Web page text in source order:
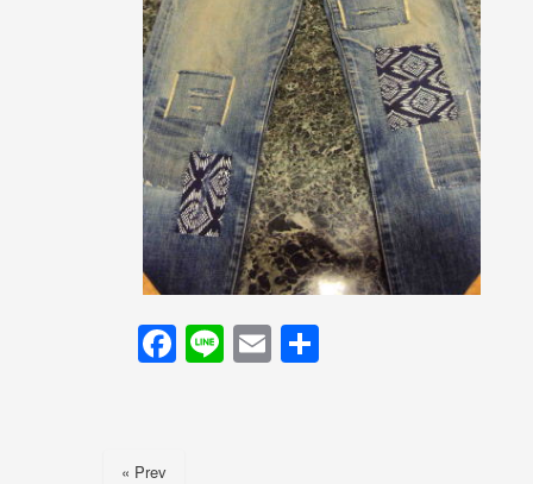
F
a
Li
n
E
m
« Prev